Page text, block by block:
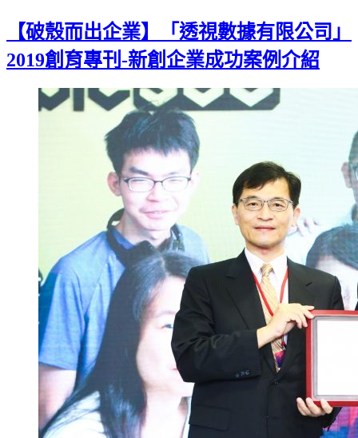
【破殼而出企業】「透視數據有限公司」
2019創育專刊-新創企業成功案例介紹